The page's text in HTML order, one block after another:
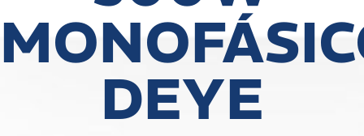
DEYE